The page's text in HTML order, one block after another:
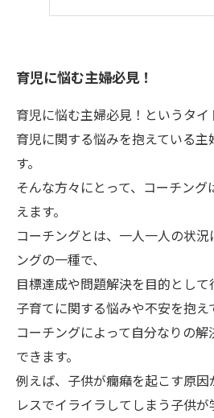
育児に悩む主婦必見！
育児に悩む主婦必見！というタイ
育児に関する悩みを抱えている主
す。
そんな方々にとって、コーチン
えます。
コーチングとは、一人一人の状
ングの一種で、
目標達成や問題解決を目的として
子育てに関する悩みや不安を抱え
コーチングによって自分なりの
できます。
例えば、子供が癇癪を起こす原
レスでイライラしてしまう子供